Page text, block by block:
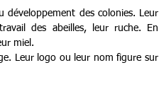
développement des colonies. Leur
des abeilles, leur ruche. En
miel.
Leur logo ou leur nom figure sur